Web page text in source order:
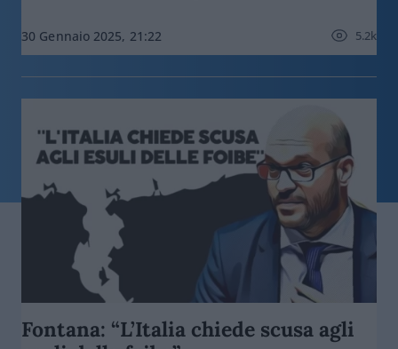
30 Gennaio 2025, 21:22 5.2k
Fontana: “L’Italia chiede scusa agli